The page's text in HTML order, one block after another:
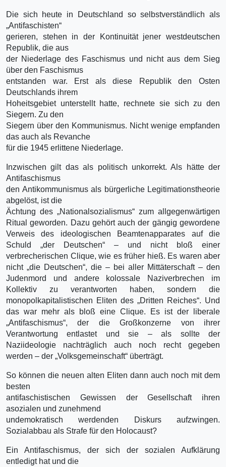
Die sich heute in Deutschland so selbstverständlich als
„Antifaschisten“
gerieren, stehen in der Kontinuität jener westdeutschen
Republik, die aus
der Niederlage des Faschismus und nicht aus dem Sieg
über den Faschismus
entstanden war. Erst als diese Republik den Osten
Deutschlands ihrem
Hoheitsgebiet unterstellt hatte, rechnete sie sich zu den
Siegern. Zu den
Siegern über den Kommunismus. Nicht wenige empfanden
das auch als Revanche
für die 1945 erlittene Niederlage.
Inzwischen gilt das als politisch unkorrekt. Als hätte der
Antifaschismus
den Antikommunismus als bürgerliche Legitimationstheorie
abgelöst, ist die
Ächtung des „Nationalsozialismus“ zum allgegenwärtigen
Ritual geworden. Dazu gehört auch der gängig gewordene
Verweis des ideologischen Beamtenapparates auf die
Schuld „der Deutschen“ – und nicht bloß einer
verbrecherischen Clique, wie es früher hieß. Es waren aber
nicht „die Deutschen“, die – bei aller Mittäterschaft – den
Judenmord und andere kolossale Naziverbrechen im
Kollektiv zu verantworten haben, sondern die
monopolkapitalistischen Eliten des „Dritten Reiches“. Und
das war mehr als bloß eine Clique. Es ist der liberale
„Antifaschismus“, der die Großkonzerne von ihrer
Verantwortung entlastet und sie – als sollte der
Naziideologie nachträglich auch noch recht gegeben
werden – der „Volksgemeinschaft“ überträgt.
So können die neuen alten Eliten dann auch noch mit dem
besten
antifaschistischen Gewissen der Gesellschaft ihren
asozialen und zunehmend
undemokratisch werdenden Diskurs aufzwingen.
Sozialabbau als Strafe für den Holocaust?
Ein Antifaschismus, der sich der sozialen Aufklärung
entledigt hat und die